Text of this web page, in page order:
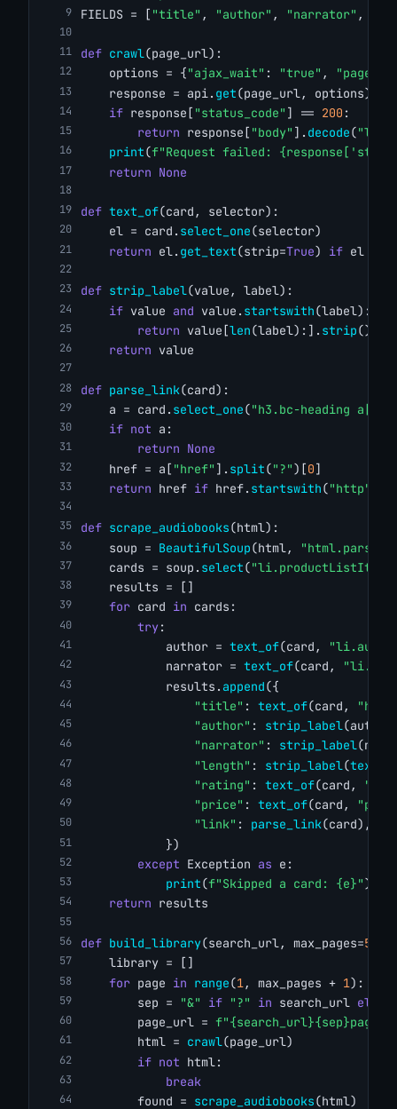
FIELDS = [ "title" , "author" , "narrator" ,
def crawl(page_url):
    options = {
"ajax_wait" : "true" ,
    response = api.
get(page_url, options)
if response[ "status_code" ] == 200 :
return response[ "body" ]. decode(
print(f"Request failed:
return None
def text_of(card, selector):
    el = card.
select_one(selector)
return el. get_text(strip=True) if el
def strip_label(value, label):
if value and value. startswith(label):
return value[len(label):]. strip()
return value
def parse_link(card):
    a = card.
select_one("h3.bc-heading
if not a:
return None
    href = a[
"href" ]. split("?")[0]
return href if href. startswith("http"
def scrape_audiobooks(html):
    soup =
BeautifulSoup(html, "html.parser"
    cards = soup.
select("li.productListItem"
    results = []
for card in cards:
try:
            author =
text_of(card,
            narrator =
text_of(card,
            results.
append({
"title" : text_of(card,
"author" : strip_label
"narrator" : strip_label
"length" : strip_label(
"rating" : text_of(card,
"price" : text_of(card,
"link" : parse_link(card),
            })
except Exception as e:
print(f"Skipped a card: {e}")
return results
def build_library(search_url, max_pages=5
    library = []
for page in range(1 , max_pages + 1):
        sep =
"&" if "?" in search_url else
        page_url =
        html =
crawl(page_url)
if not html:
break
        found =
scrape_audiobooks(html)